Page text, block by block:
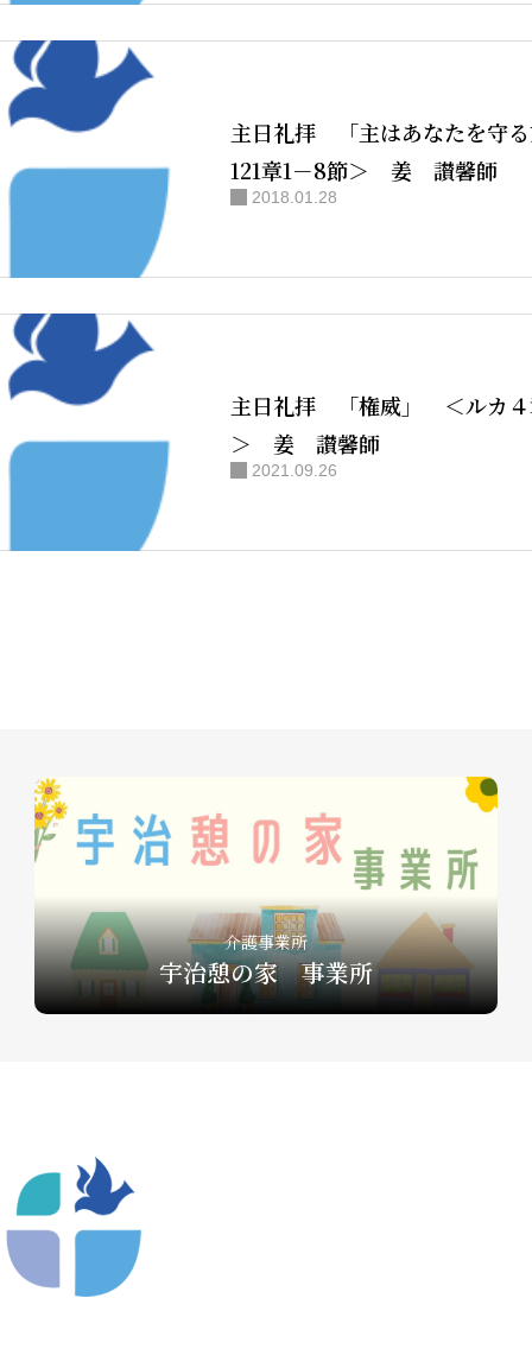
主日礼拝 「主はあなたを守
121章1－8節＞ 姜 讃馨師
2018.01.28
主日礼拝 「権威」 ＜ルカ４
＞ 姜 讃馨師
2021.09.26
介護事業所
宇治憩の家 事業所